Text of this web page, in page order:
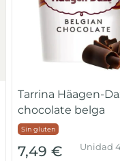
Tarrina Häagen-
chocolate belga
Sin gluten
7,49 € Unidad